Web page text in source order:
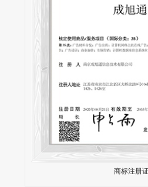
商标注册